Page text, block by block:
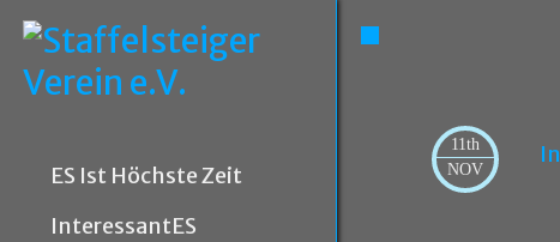
ES Ist Höchste Zeit
InteressantES
11th
NOV